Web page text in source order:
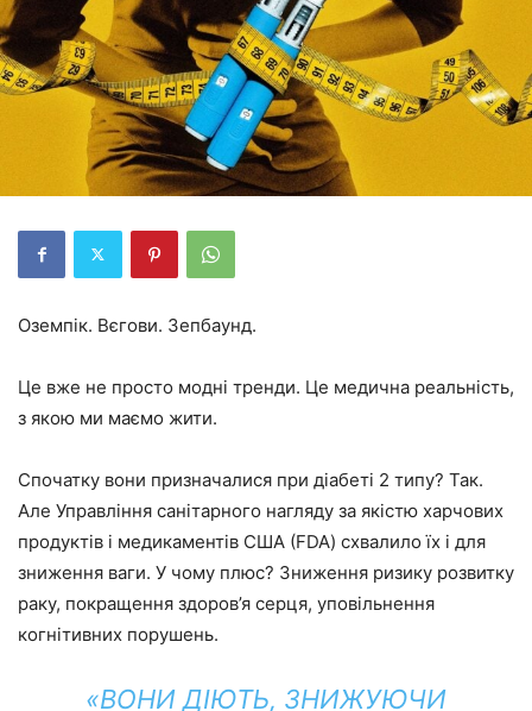
Оземпік. Вєгови. Зепбаунд.
Це вже не просто модні тренди. Це медична реальність,
з якою ми маємо жити.
Спочатку вони призначалися при діабеті 2 типу? Так.
Але Управління санітарного нагляду за якістю харчових
продуктів і медикаментів США (FDA) схвалило їх і для
зниження ваги. У чому плюс? Зниження ризику розвитку
раку, покращення здоров’я серця, уповільнення
когнітивних порушень.
«ВОНИ ДІЮТЬ, ЗНИЖУЮЧИ